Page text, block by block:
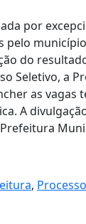
por
do
Seletivo, a
as vagas
A
,